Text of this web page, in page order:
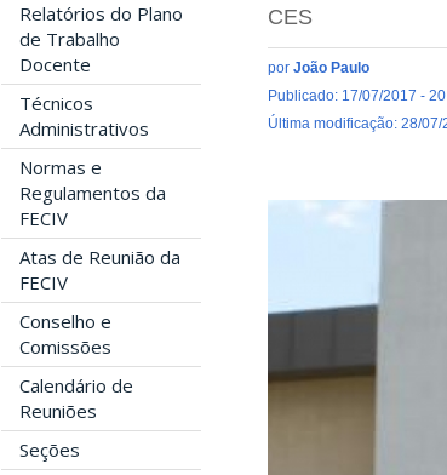
Relatórios do Plano
de Trabalho
Docente
Técnicos
Administrativos
Normas e
Regulamentos da
FECIV
Atas de Reunião da
FECIV
Conselho e
Comissões
Calendário de
Reuniões
Seções
CES
por João Paulo
Publicado: 17/07/2017 -
Última modificação: 28/07/